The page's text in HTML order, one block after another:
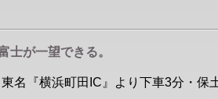
士が一望できる。
名『横浜町田IC』より下車3分・保